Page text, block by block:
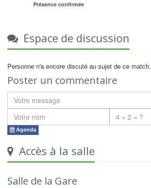
Présence confirmée
Espace de discussion
Personne n'a encore discuté au sujet de ce match.
Poster un commentaire
Agenda
Accès à la salle
Salle de la Gare